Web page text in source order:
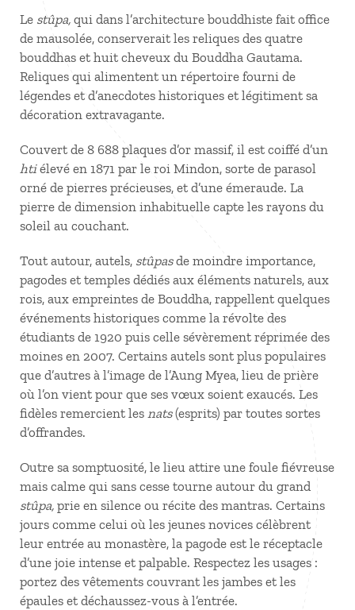
Le stûpa, qui dans l’architecture bouddhiste fait office
de mausolée, conserverait les reliques des quatre
bouddhas et huit cheveux du Bouddha Gautama.
Reliques qui alimentent un répertoire fourni de
légendes et d’anecdotes historiques et légitiment sa
décoration extravagante.
Couvert de 8 688 plaques d’or massif, il est coiffé d’un
htiélevé en 1871 par le roi Mindon, sorte de parasol
orné de pierres précieuses, et d’une émeraude. La
pierre de dimension inhabituelle capte les rayons du
soleil au couchant.
Tout autour, autels, stûpasde moindre importance,
pagodes et temples dédiés aux éléments naturels, aux
rois, aux empreintes de Bouddha, rappellent quelques
événements historiques comme la révolte des
étudiants de 1920 puis celle sévèrement réprimée des
moines en 2007. Certains autels sont plus populaires
que d’autres à l’image de l’Aung Myea, lieu de prière
où l’on vient pour que ses vœux soient exaucés. Les
fidèles remercient les nats(esprits) par toutes sortes
d’offrandes.
Outre sa somptuosité, le lieu attire une foule fiévreuse
mais calme qui sans cesse tourne autour du grand
stûpa, prie en silence ou récite des mantras. Certains
jours comme celui où les jeunes novices célèbrent
leur entrée au monastère, la pagode est le réceptacle
d’une joie intense et palpable. Respectez les usages :
portez des vêtements couvrant les jambes et les
épaules et déchaussez-vous à l’entrée.